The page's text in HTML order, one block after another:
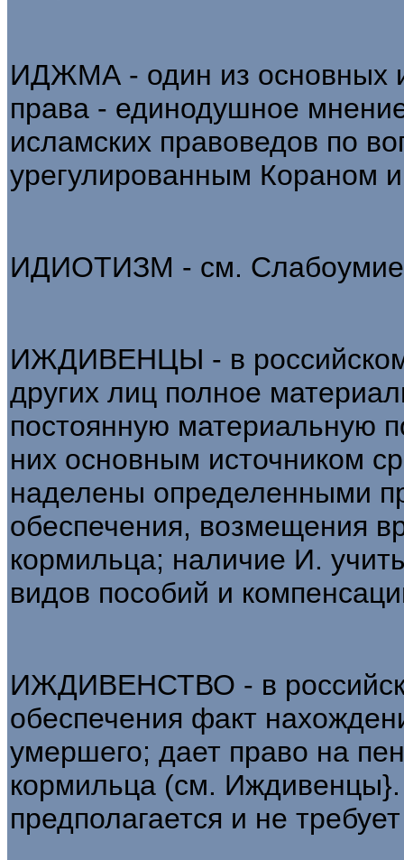
ИДЖМА - один из основных
права - единодушное
исламских правоведов по
урегулированным Кораном
ИДИОТИЗМ - см.
ИЖДИВЕНЦЫ - в
других лиц полное
постоянную материальную
них основным источником
наделены определенными
обеспечения, возмещения
кормильца; наличие И.
видов пособий и
ИЖДИВЕНСТВО - в
обеспечения факт
умершего; дает право на
кормильца (см.
предполагается и не